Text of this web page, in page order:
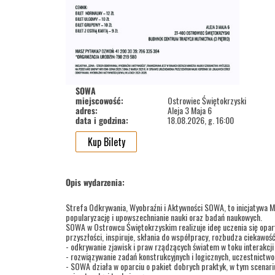
SOWA
miejscowość: Ostrowiec Świętokrzyski
adres: Aleja 3 Maja 6
data i godzina: 18.08.2026, g. 16:00
Kup Bilety
Opis wydarzenia:
Strefa Odkrywania, Wyobraźni i Aktywności SOWA, to inicjatywa
popularyzację i upowszechnianie nauki oraz badań naukowych.
SOWA w Ostrowcu Świętokrzyskim realizuje ideę uczenia się
przyszłości, inspiruje, skłania do współpracy, rozbudza
- odkrywanie zjawisk i praw rządzących światem w toku
- rozwiązywanie zadań konstrukcyjnych i logicznych,
- SOWA działa w oparciu o pakiet dobrych praktyk, w tym